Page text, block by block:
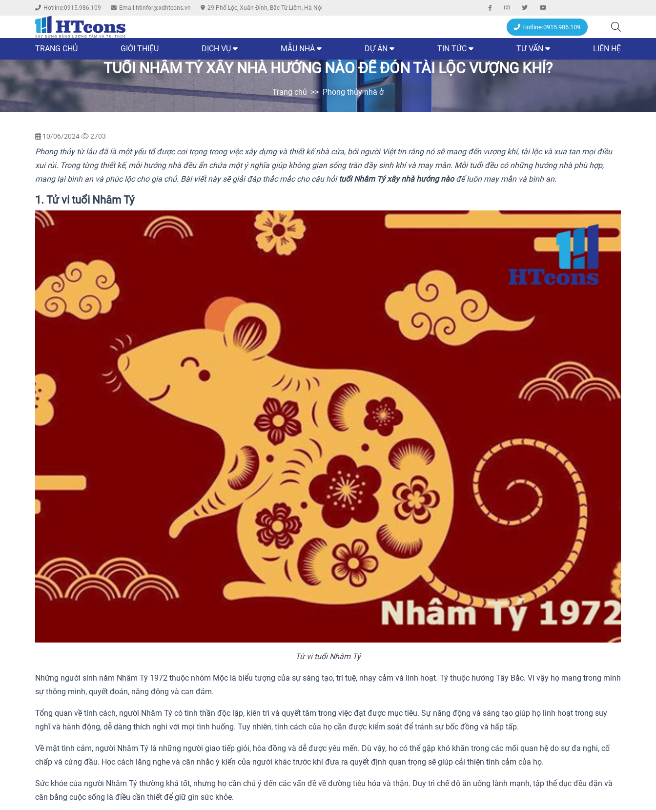
Hotline:0915.986.109 Email:htinfor@xdhtcons.vn 29 Phố Lộc, Xuân Đỉnh, Bắc Từ Liêm, Hà Nội
Hotline:0915.986.109
TRANG CHỦ GIỚI THIỆU DỊCH VỤ MẪU NHÀ DỰ ÁN TIN TỨC TƯ VẤN LIÊN HỆ
TUỔI NHÂM TÝ XÂY NHÀ HƯỚNG NÀO ĐỂ ĐÓN TÀI LỘC VƯỢNG KHÍ?
Trang chủ Phong thủy nhà ở
10/06/2024 2703
Phong thủy từ lâu đã là một yếu tố được coi trọng trong việc xây dựng và thiết kế nhà cửa, bởi người Việt tin rằng nó sẽ mang đến vượng khí, tài lộc và xua tan mọi điều
xui rủi. Trong từng thiết kế, mỗi hướng nhà đều ẩn chứa một ý nghĩa giúp không gian sống tràn đầy sinh khí và may mắn. Mỗi tuổi đều có những hướng nhà phù hợp,
mang lại bình an và phúc lộc cho gia chủ. Bài viết này sẽ giải đáp thắc mắc cho câu hỏituổi Nhâm Tý xây nhà hướng nàođể luôn may mắn và bình an.
1. Tử vi tuổi Nhâm Tý
Tử vi tuổi Nhâm Tý
Những người sinh năm Nhâm Tý 1972 thuộc nhóm Mộc là biểu tượng của sự sáng tạo, trí tuệ, nhạy cảm và linh hoạt. Tý thuộc hướng Tây Bắc. Vì vậy họ mang trong mình
sự thông minh, quyết đoán, năng động và can đảm.
Tổng quan về tính cách, người Nhâm Tý có tinh thần độc lập, kiên trì và quyết tâm trong việc đạt được mục tiêu. Sự năng động và sáng tạo giúp họ linh hoạt trong suy
nghĩ và hành động, dễ dàng thích nghi với mọi tình huống. Tuy nhiên, tính cách của họ cần được kiểm soát để tránh sự bốc đồng và hấp tấp.
Về mặt tình cảm, người Nhâm Tý là những người giao tiếp giỏi, hòa đồng và dễ được yêu mến. Dù vậy, họ có thể gặp khó khăn trong các mối quan hệ do sự đa nghi, cố
chấp và cứng đầu. Học cách lắng nghe và cân nhắc ý kiến của người khác trước khi đưa ra quyết định quan trọng sẽ giúp cải thiện tình cảm của họ.
Sức khỏe của người Nhâm Tý thường khá tốt, nhưng họ cần chú ý đến các vấn đề về đường tiêu hóa và thận. Duy trì chế độ ăn uống lành mạnh, tập thể dục đều đặn và
cân bằng cuộc sống là điều cần thiết để giữ gìn sức khỏe.